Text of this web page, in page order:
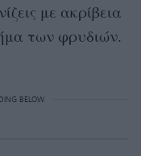
με ακρίβεια
των φρυδιών.
BELOW